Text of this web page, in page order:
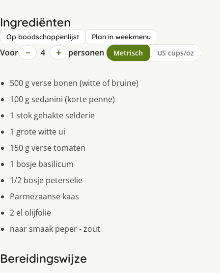
Ingrediënten
Op boodschappenlijst Plan in weekmenu
Voor − 4 + personen Metrisch US cups/oz
500 g verse bonen (witte of bruine)
100 g sedanini (korte penne)
1 stok gehakte selderie
1 grote witte ui
150 g verse tomaten
1 bosje basilicum
1/2 bosje peterselie
Parmezaanse kaas
2 el olijfolie
naar smaak peper - zout
Bereidingswijze